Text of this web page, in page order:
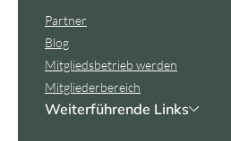
Partner
Blog
Mitgliedsbetrieb werden
Mitgliederbereich
Weiterführende Links